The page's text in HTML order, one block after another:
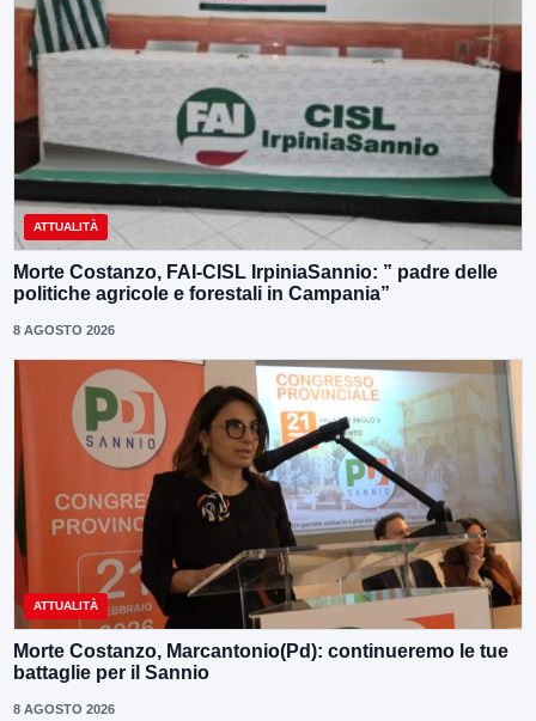
ATTUALITÀ
Morte Costanzo, FAI-CISL IrpiniaSannio: ” padre delle
politiche agricole e forestali in Campania”
8 AGOSTO 2026
ATTUALITÀ
Morte Costanzo, Marcantonio(Pd): continueremo le tue
battaglie per il Sannio
8 AGOSTO 2026